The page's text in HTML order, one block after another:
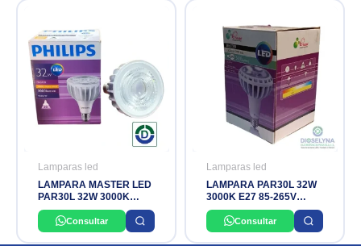
Lamparas led
LAMPARA MASTER LED
PAR30L 32W 3000K
PHILIPS
Consultar
Lamparas led
LAMPARA PAR30L 32W
3000K E27 85-265V
OSLER
Consultar